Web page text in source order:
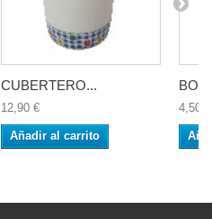
CUBERTERO...
12,90 €
Añadir al carrito
4,50 €